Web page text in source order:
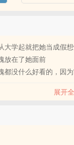
大学起就把她当成假
放在了她面前
没什么好看的，因
，每天瞎瘠薄撩拨我，
展开